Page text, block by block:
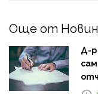
Още от
Д-р